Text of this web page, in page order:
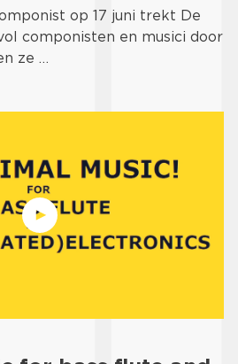
op 17 juni trekt De
componisten en musici door
ze …